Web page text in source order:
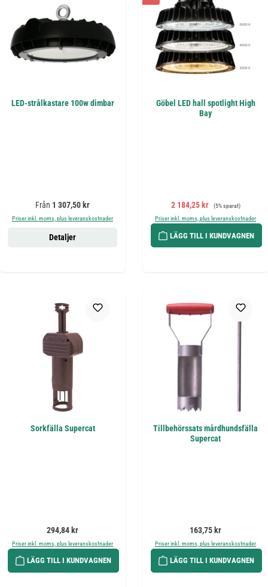
LED-strålkastare 100w dimbar
Ordinarie pris:
Från 1 307,50 kr
Priser inkl. moms, plus leveranskostnader
Detaljer
Göbel LED hall spotlight High
Bay
Försäljningspris:
2 184,25 kr Ordinarie pris:
(5% sparat)
Priser inkl. moms, plus leveranskostnader
LÄGG TILL I KUNDVAGNEN
Sorkfälla Supercat
Ordinarie pris:
294,84 kr
Priser inkl. moms, plus leveranskostnader
LÄGG TILL I KUNDVAGNEN
Tillbehörssats mårdhundsfälla
Supercat
Ordinarie pris:
163,75 kr
Priser inkl. moms, plus leveranskostnader
LÄGG TILL I KUNDVAGNEN